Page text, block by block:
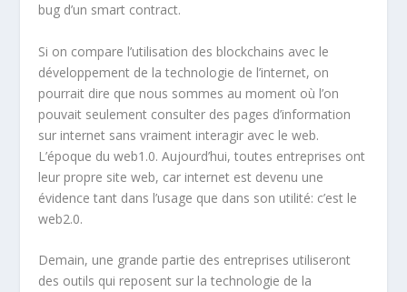
bug d’un smart contract.
Si on compare l’utilisation des blockchains avec le
développement de la technologie de l’internet, on
pourrait dire que nous sommes au moment où l’on
pouvait seulement consulter des pages d’information
sur internet sans vraiment interagir avec le web.
L’époque du web1.0. Aujourd’hui, toutes entreprises ont
leur propre site web, car internet est devenu une
évidence tant dans l’usage que dans son utilité: c’est le
web2.0.
Demain, une grande partie des entreprises utiliseront
des outils qui reposent sur la technologie de la